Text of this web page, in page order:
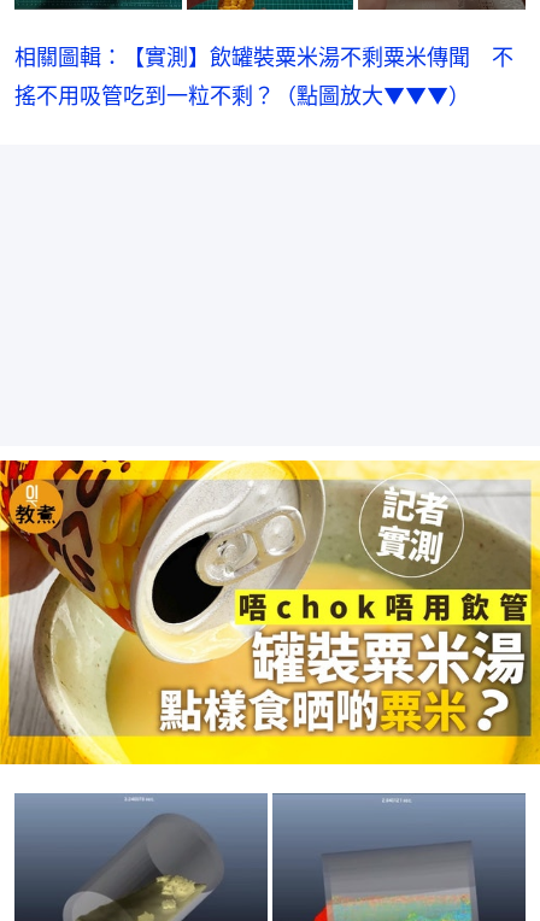
相關圖輯：【實測】飲罐裝粟米湯不剩粟米傳聞　不
搖不用吸管吃到一粒不剩？（點圖放大▼▼▼）